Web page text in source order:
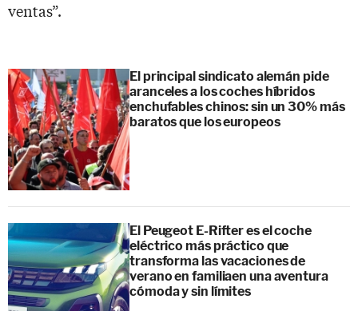
ventas”.
El principal sindicato alemán pide
aranceles a los coches híbridos
enchufables chinos: sin un 30% más
baratos que los europeos
El Peugeot E-Rifter es el coche
eléctrico más práctico que
transforma las vacaciones de
verano en familiaen una aventura
cómoda y sin límites